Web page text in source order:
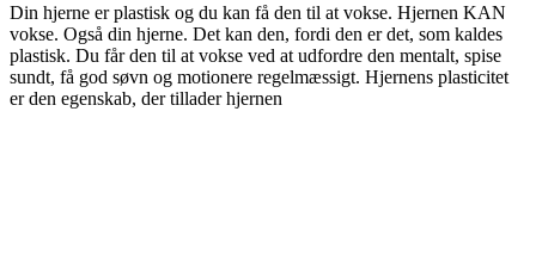
Din hjerne er plastisk og du kan få den til at vokse. Hjernen KAN
vokse. Også din hjerne. Det kan den, fordi den er det, som kaldes
plastisk. Du får den til at vokse ved at udfordre den mentalt, spise
sundt, få god søvn og motionere regelmæssigt. Hjernens plasticitet
er den egenskab, der tillader hjernen